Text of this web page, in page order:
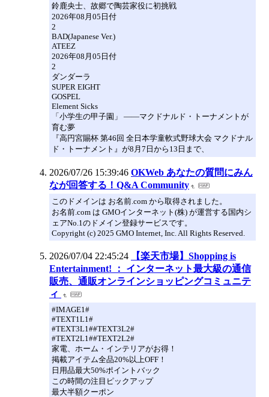
鈴鹿央士、故郷で陶芸家役に初挑戦
2026年08月05日付
2
BAD(Japanese Ver.)
ATEEZ
2026年08月05日付
2
ダンダーラ
SUPER EIGHT
GOSPEL
Element Sicks
「小学生の甲子園」 ――マクドナルド・トーナメントが
育む夢
『高円宮賜杯 第46回 全日本学童軟式野球大会 マクドナル
ド・トーナメント』が8月7日から13日まで、
2026/07/26 15:39:46 OKWeb あなたの質問にみん
なが回答する！Q&A Community
このドメインは お名前.com から取得されました。
お名前.com は GMOインターネット(株) が運営する国内シ
ェアNo.1のドメイン登録サービスです。
Copyright (c) 2025 GMO Internet, Inc. All Rights Reserved.
2026/07/04 22:45:24
【楽天市場】Shopping is
Entertainment! ： インターネット最大級の通信
販売、通販オンラインショッピングコミュニテ
ィ
#IMAGE1#
#TEXT1L1#
#TEXT3L1##TEXT3L2#
#TEXT2L1##TEXT2L2#
家電、ホーム・インテリアがお得！
掲載アイテム全品20%以上OFF！
日用品最大50%ポイントバック
この時間の注目ピックアップ
最大半額クーポン